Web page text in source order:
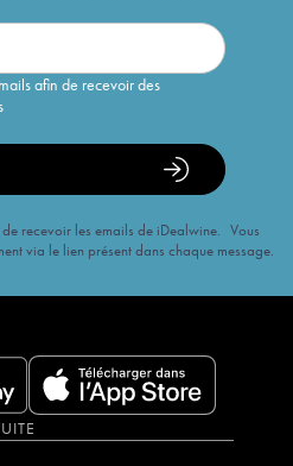
afin de recevoir des
recevoir les emails de iDealwine. Vous
via le lien présent dans chaque message.